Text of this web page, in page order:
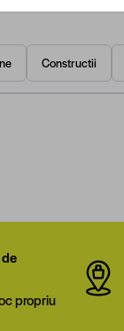
Constructii
propriu